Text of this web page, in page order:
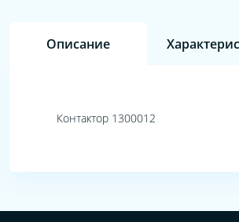
Описание
Контактор 1300012